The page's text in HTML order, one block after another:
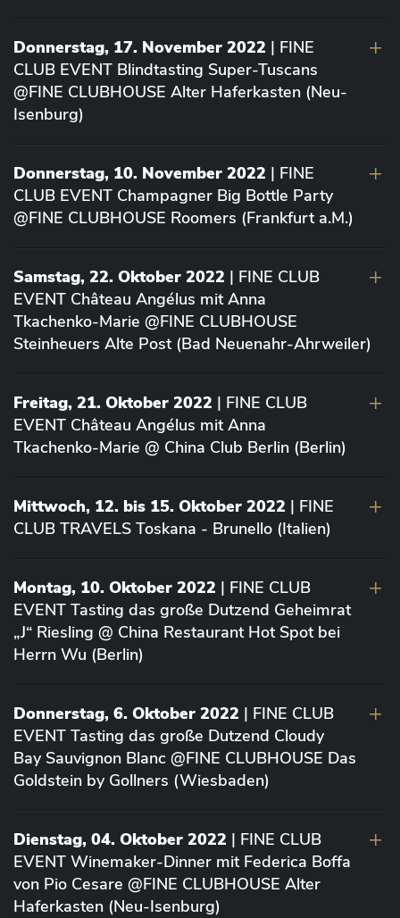
Donnerstag, 17. November 2022 | FINE
CLUB EVENT Blindtasting Super-Tuscans
@FINE CLUBHOUSE Alter Haferkasten (Neu-
Isenburg)
Donnerstag, 10. November 2022 | FINE
CLUB EVENT Champagner Big Bottle Party
@FINE CLUBHOUSE Roomers (Frankfurt a.M.)
Samstag, 22. Oktober 2022 | FINE CLUB
EVENT Château Angélus mit Anna
Tkachenko-Marie @FINE CLUBHOUSE
Steinheuers Alte Post (Bad Neuenahr-Ahrweiler)
Freitag, 21. Oktober 2022 | FINE CLUB
EVENT Château Angélus mit Anna
Tkachenko-Marie @ China Club Berlin (Berlin)
Mittwoch, 12. bis 15. Oktober 2022 | FINE
CLUB TRAVELS Toskana - Brunello (Italien)
Montag, 10. Oktober 2022 | FINE CLUB
EVENT Tasting das große Dutzend Geheimrat
„J“ Riesling @ China Restaurant Hot Spot bei
Herrn Wu (Berlin)
Donnerstag, 6. Oktober 2022 | FINE CLUB
EVENT Tasting das große Dutzend Cloudy
Bay Sauvignon Blanc @FINE CLUBHOUSE Das
Goldstein by Gollners (Wiesbaden)
Dienstag, 04. Oktober 2022 | FINE CLUB
EVENT Winemaker-Dinner mit Federica Boffa
von Pio Cesare @FINE CLUBHOUSE Alter
Haferkasten (Neu-Isenburg)